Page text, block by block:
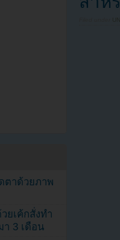
ตาด้วยภาพ
ยเค้กสั่งทำ
า 3 เดือน